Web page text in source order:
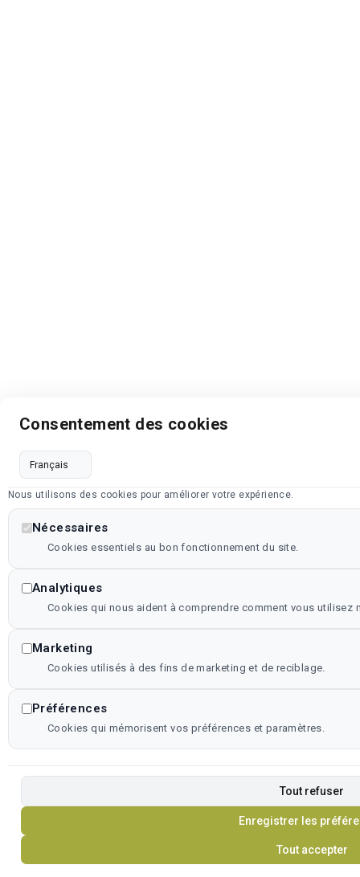
Consentement des cookies
Nous utilisons des cookies pour améliorer votre expérience.
Nécessaires
Cookies essentiels au bon fonctionnement du site.
Analytiques
Cookies qui nous aident à comprendre comment vous utilisez
Marketing
Cookies utilisés à des fins de marketing et de reciblage.
Préférences
Cookies qui mémorisent vos préférences et paramètres.
Tout refuser
Enregistrer les
Tout accepter